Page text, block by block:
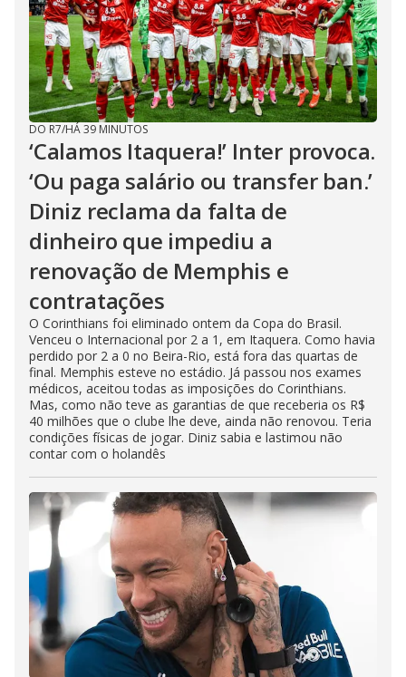
DO R7/HÁ 39 MINUTOS
‘Calamos Itaquera!’ Inter provoca.
‘Ou paga salário ou transfer ban.’
Diniz reclama da falta de
dinheiro que impediu a
renovação de Memphis e
contratações
O Corinthians foi eliminado ontem da Copa do Brasil.
Venceu o Internacional por 2 a 1, em Itaquera. Como havia
perdido por 2 a 0 no Beira-Rio, está fora das quartas de
final. Memphis esteve no estádio. Já passou nos exames
médicos, aceitou todas as imposições do Corinthians.
Mas, como não teve as garantias de que receberia os R$
40 milhões que o clube lhe deve, ainda não renovou. Teria
condições físicas de jogar. Diniz sabia e lastimou não
contar com o holandês